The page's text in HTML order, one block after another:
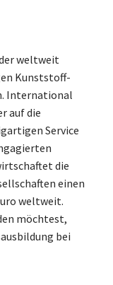
weltweit
Kunststoff-
International
auf die
Service
die
einen
weltweit.
möchtest,
bei